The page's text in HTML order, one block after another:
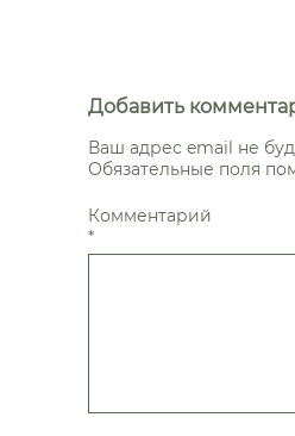
Добавить
Ваш адрес email не
Обязательные поля
Комментарий
*